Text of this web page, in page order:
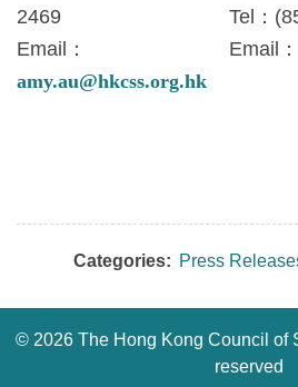
2469
Email：
amy.au@hkcss.org.hk
Tel：
Email：
Categories: Press
© 2026 The Hong Kong Council of
reserved